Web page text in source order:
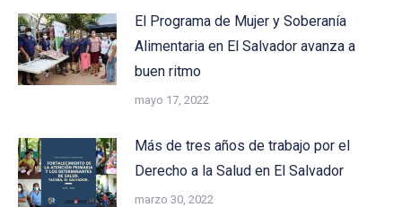
El Programa de Mujer y Soberanía
Alimentaria en El Salvador avanza a
buen ritmo
mayo 17, 2022
Más de tres años de trabajo por el
Derecho a la Salud en El Salvador
marzo 30, 2022